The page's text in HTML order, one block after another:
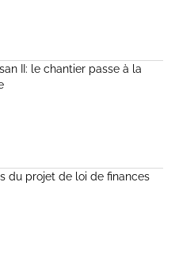
II: le chantier passe à la
du projet de loi de finances